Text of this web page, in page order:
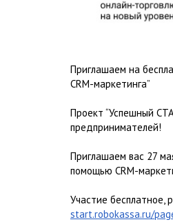
Приглашаем на
CRM-маркетинга”
Проект “Успешный
предпринимателей!
Приглашаем вас 27
помощью CRM-
Участие бесплатное,
start.robokassa.ru/